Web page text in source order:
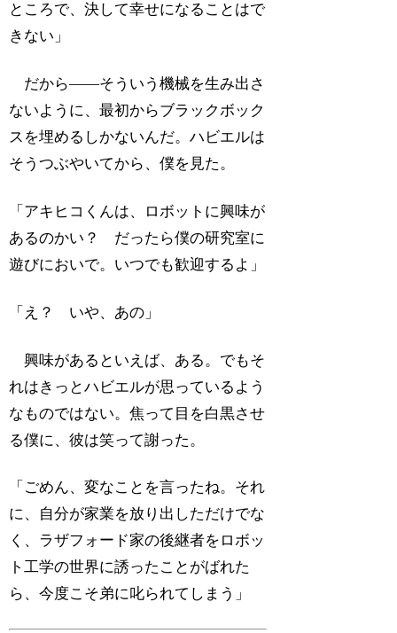
ところで、決して幸せになることはで
きない」
だから――そういう機械を生み出さ
ないように、最初からブラックボック
スを埋めるしかないんだ。ハビエルは
そうつぶやいてから、僕を見た。
「アキヒコくんは、ロボットに興味が
あるのかい？ だったら僕の研究室に
遊びにおいで。いつでも歓迎するよ」
「え？ いや、あの」
興味があるといえば、ある。でもそ
れはきっとハビエルが思っているよう
なものではない。焦って目を白黒させ
る僕に、彼は笑って謝った。
「ごめん、変なことを言ったね。それ
に、自分が家業を放り出しただけでな
く、ラザフォード家の後継者をロボッ
ト工学の世界に誘ったことがばれた
ら、今度こそ弟に叱られてしまう」